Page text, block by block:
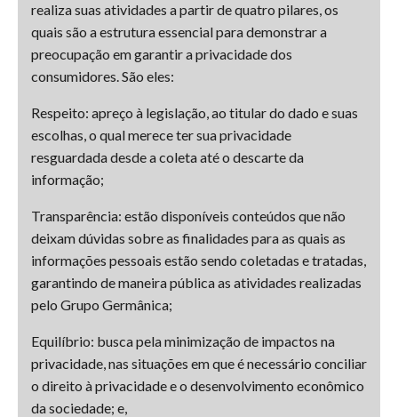
realiza suas atividades a partir de quatro pilares, os
quais são a estrutura essencial para demonstrar a
preocupação em garantir a privacidade dos
consumidores. São eles:
Respeito: apreço à legislação, ao titular do dado e suas
escolhas, o qual merece ter sua privacidade
resguardada desde a coleta até o descarte da
informação;
Transparência: estão disponíveis conteúdos que não
deixam dúvidas sobre as finalidades para as quais as
informações pessoais estão sendo coletadas e tratadas,
garantindo de maneira pública as atividades realizadas
pelo Grupo Germânica;
Equilíbrio: busca pela minimização de impactos na
privacidade, nas situações em que é necessário conciliar
o direito à privacidade e o desenvolvimento econômico
da sociedade; e,